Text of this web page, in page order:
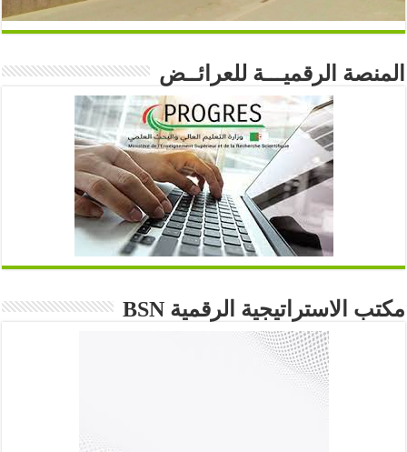
المنصة الرقميـــة للعرائــض
مكتب الاستراتيجية الرقمية BSN